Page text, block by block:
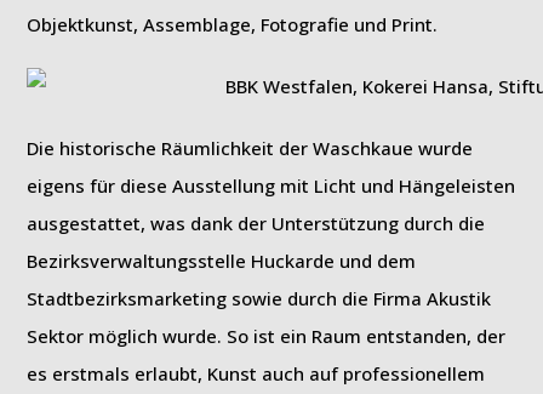
Objektkunst, Assemblage, Fotografie und Print.
Die historische Räumlichkeit der Waschkaue wurde
eigens für diese Ausstellung mit Licht und Hängeleisten
ausgestattet, was dank der Unterstützung durch die
Bezirksverwaltungsstelle Huckarde und dem
Stadtbezirksmarketing sowie durch die Firma Akustik
Sektor möglich wurde. So ist ein Raum entstanden, der
es erstmals erlaubt, Kunst auch auf professionellem